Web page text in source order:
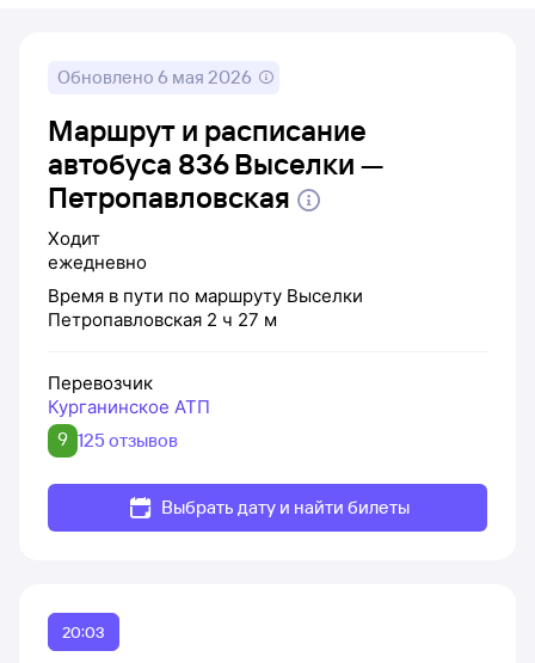
Обновлено 6 мая 2026
Маршрут и расписание
автобуса 836 Выселки —
Петропавловская
Ходит
ежедневно
Время в пути по маршруту Выселки
Петропавловская 2 ч 27 м
Перевозчик
Курганинское АТП
9 125 отзывов
Выбрать дату и найти билеты
20:03